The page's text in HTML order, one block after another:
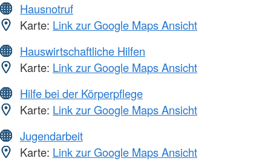
Hausnotruf
Karte: Link zur Google Maps Ansicht
Hauswirtschaftliche Hilfen
Karte: Link zur Google Maps Ansicht
Hilfe bei der Körperpflege
Karte: Link zur Google Maps Ansicht
Jugendarbeit
Karte: Link zur Google Maps Ansicht